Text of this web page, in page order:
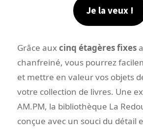
Je la veux !
Grâce auxcinq étagères fixes
chanfreiné, vous pourrez
et mettre en valeur vos objets
votre collection de livres. Une
AM.PM, la bibliothèque La
conçue avec un souci du détail